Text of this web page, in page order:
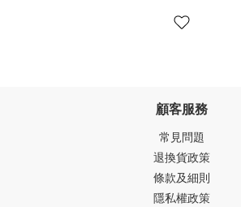
顧客服務
常見問題
退換貨政策
條款及細則
隱私權政策